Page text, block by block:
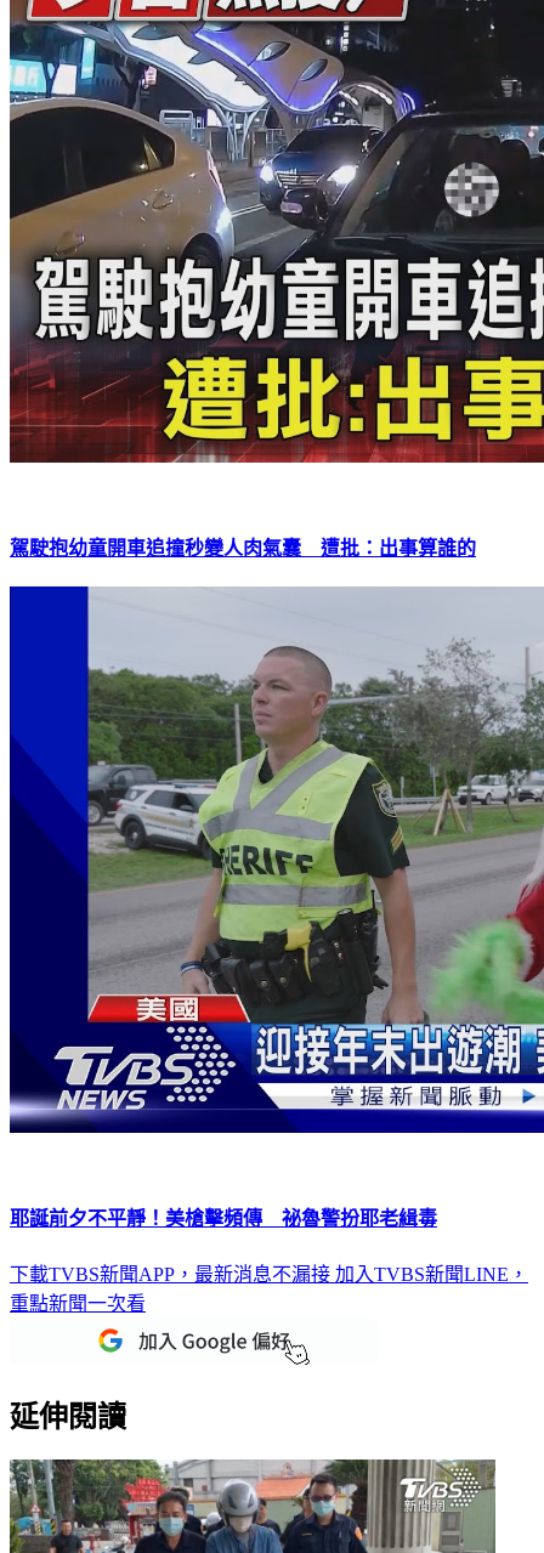
駕駛抱幼童開車追撞秒變人肉氣囊 遭批：出事算誰的
耶誕前夕不平靜！美槍擊頻傳 祕魯警扮耶老緝毒
下載TVBS新聞APP，最新消息不漏接 加入TVBS新聞LINE，
重點新聞一次看
延伸閱讀